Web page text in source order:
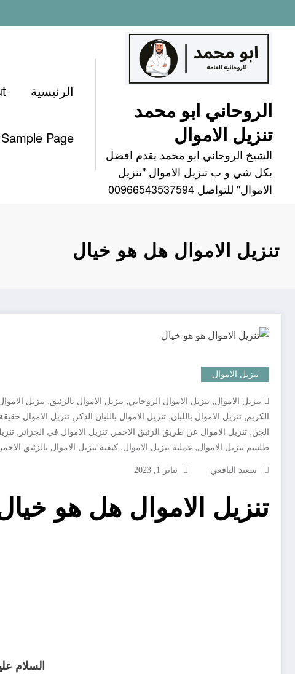
إلى
المحتوى
الروحاني ابو محمد
تنزيل الاموال
الشيخ الروحاني ابو محمد يقدم افضل
بكل شي و ب تنزيل الاموال "تنزيل
الاموال" للتواصل 00966543537594
الرئيسية
Sample Page
تنزيل الاموال هل هو خيال
تنزيل الاموال
تنزيل الاموال, تنزيل الاموال الروحاني, تنزيل الاموال بالزئبق, تنزيل
الكريم , تنزيل الاموال باللبان, تنزيل الاموال باللبان الذكر , تنزيل الاموال
الجن, تنزيل الاموال عن طريق الزئبق الاحمر , تنزيل الاموال في الجزائر ,
طلسم تنزيل الاموال, عملية تنزيل الاموال, كيفية تنزيل الاموال بالزئبق الاحمر
سعيد اليافعي يناير 1, 2023
تنزيل الاموال هل هو
السلام